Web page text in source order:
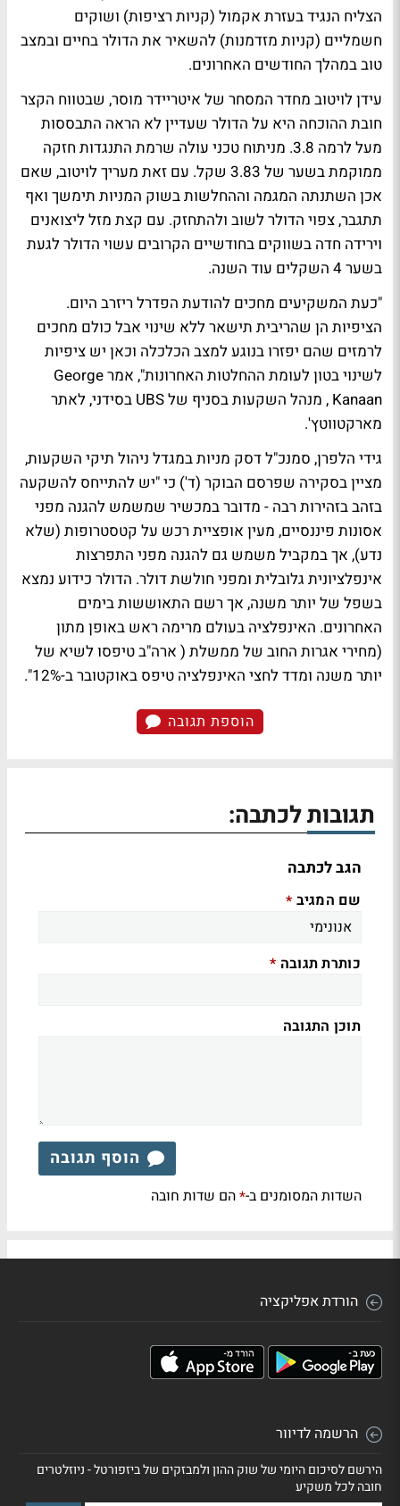
הצליח הנגיד בעזרת אקמול (קניות רציפות) ושוקים
חשמליים (קניות מזדמנות) להשאיר את הדולר בחיים ובמצב
טוב במהלך החודשים האחרונים.
עידן לויטוב מחדר המסחר של איטריידר מוסר, שבטווח הקצר
חובת ההוכחה היא על הדולר שעדיין לא הראה התבססות
מעל לרמה 3.8. מניתוח טכני עולה שרמת התנגדות חזקה
ממוקמת בשער של 3.83 שקל. עם זאת מעריך לויטוב, שאם
אכן השתנתה המגמה וההחלשות בשוק המניות תימשך ואף
תתגבר, צפוי הדולר לשוב ולהתחזק. עם קצת מזל ליצואנים
וירידה חדה בשווקים בחודשיים הקרובים עשוי הדולר לגעת
בשער 4 השקלים עוד השנה.
"כעת המשקיעים מחכים להודעת הפדרל ריזרב היום.
הציפיות הן שהריבית תישאר ללא שינוי אבל כולם מחכים
לרמזים שהם יפזרו בנוגע למצב הכלכלה וכאן יש ציפיות
לשינוי בטון לעומת ההחלטות האחרונות", אמר George
Kanaan , מנהל השקעות בסניף של UBS בסידני, לאתר
מארקטווטץ'.
גידי הלפרן, סמנכ"ל דסק מניות במגדל ניהול תיקי השקעות,
מציין בסקירה שפרסם הבוקר (ד') כי "יש להתייחס להשקעה
בזהב בזהירות רבה - מדובר במכשיר שמשמש להגנה מפני
אסונות פיננסיים, מעין אופציית רכש על קטסטרופות (שלא
נדע), אך במקביל משמש גם להגנה מפני התפרצות
אינפלציונית גלובלית ומפני חולשת דולר. הדולר כידוע נמצא
בשפל של יותר משנה, אך רשם התאוששות בימים
האחרונים. האינפלציה בעולם מרימה ראש באופן מתון
(מחירי אגרות החוב של ממשלת ( ארה"ב טיפסו לשיא של
יותר משנה ומדד לחצי האינפלציה טיפס באוקטובר ב-12%".
הוספת תגובה
תגובות לכתבה:
הגב לכתבה
שם המגיב *
כותרת תגובה *
תוכן התגובה
הוסף תגובה
השדות המסומנים ב-*הם שדות חובה
הורדת אפליקציה
הרשמה לדיוור
הירשם לסיכום היומי של שוק ההון ולמבזקים של ביזפורטל - ניוזלטרים
חובה לכל משקיע